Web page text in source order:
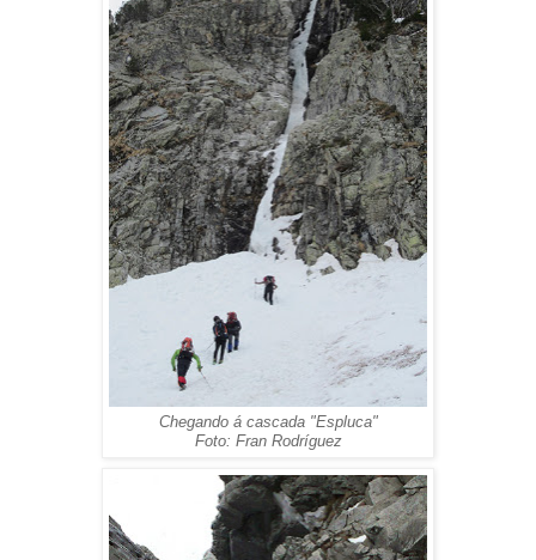
Chegando á cascada "Espluca"
Foto: Fran Rodríguez